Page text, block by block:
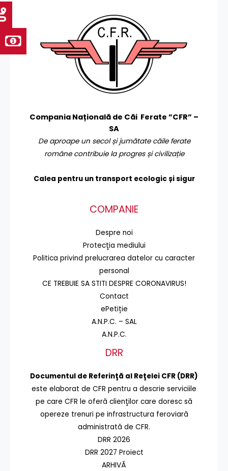
Compania Națională de Căi Ferate ”CFR” –
SA
De aproape un secol și jumătate căile ferate
române contribuie la progres și civilizație
Calea pentru un transport ecologic și sigur
COMPANIE
Despre noi
Protecţia mediului
Politica privind prelucrarea datelor cu caracter
personal
CE TREBUIE SA STITI DESPRE CORONAVIRUS!
Contact
ePetiție
A.N.P.C. – SAL
A.N.P.C.
DRR
Documentul de Referinţă al Reţelei CFR (DRR)
este elaborat de CFR pentru a descrie serviciile
pe care CFR le oferă clienţilor care doresc să
opereze trenuri pe infrastructura feroviară
administrată de CFR.
DRR 2026
DRR 2027 Proiect
ARHIVĂ